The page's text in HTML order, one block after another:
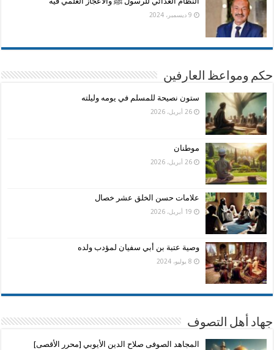
9 ديسمبر، 2024
حكم ومواعظ العارفين
ستون نصيحة للمسلم في يومه وليلته
26 أبريل، 2026
موطنان
26 أبريل، 2026
علامات حسن الخلق عشر خصال
19 أبريل، 2026
وصية عتبة بن أبي سفيان لمؤدب ولده
8 يوليو، 2024
جهاد أهل التصوف
المجاهد الصوفى صلاح الدين الأيوبي [محرر الأقصى]